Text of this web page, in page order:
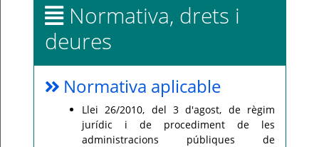
Normativa, drets i
deures
Normativa aplicable
Llei 26/2010, del 3 d'agost, de règim
jurídic i de procediment de les
administracions públiques de